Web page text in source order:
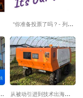
"你准备投票了吗？- 列治
候语?
从被动引进到技术出海：激